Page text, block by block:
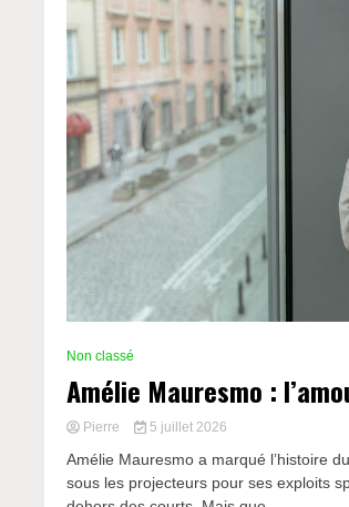
Non classé
Amélie Mauresmo :
Pierre 5 juillet 2026
Amélie Mauresmo a marqué l’histoire
sous les projecteurs pour ses exploits